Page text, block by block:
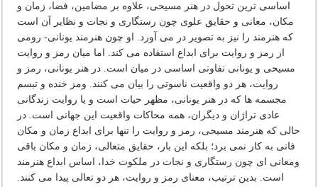
اساسی ترین تحول در هنر مسیحی، علاوه بر مضامین، فضا، زمان و
مکان، معانی و حقایق علوی چون رستگاری و نجات و نظایر آن است
که هنرمند را نیز به تصویر در می آورد. او چون هنرمند یونانی- رومی
از رمز و روایت برای ابداع استفاده می کند. اما میان رمز و روایت
مسیحی و یونانی تفاوتی اساسی در میان است. در هنر یونانی، رمز و
روایت، هر دو واقعیت ناسوتی را بیان می کنند. ومز خنده و تبسم
مجسمه ها که در هنر یونانی، مظهر حیات است و یا روایت زندگانی
عادی تراژان و دیگران، همه محاکات واقعیت این جهانی است. در
حالی که هنرمند مسیحی، رمز و روایت را تنها برای ابداع زمان و مکان
فانی به کار نمی برد؛ بلکه این بار، حقایق متعالی، زمان و مکان باقی
ومعانی ای چون رستگاری و نجات در ملکوت خدا، اساس ابداع هنرمند
است. بدین ترتیب، معنای رمز و روایت، هر دو تعالی پیدا می کنند.